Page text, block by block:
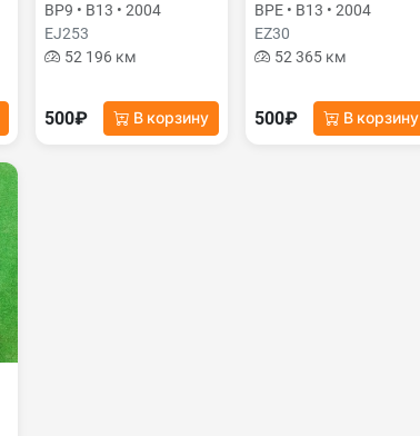
BP9 • B13 • 2004
EJ253
52 196 км
500₽ В корзину
BPE • B13 • 2004
EZ30
52 365 км
500₽ В корзину